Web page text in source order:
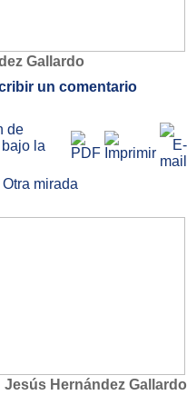
Gallardo
un comentario
de
la
Otra mirada
Jesús Hernández Gallardo